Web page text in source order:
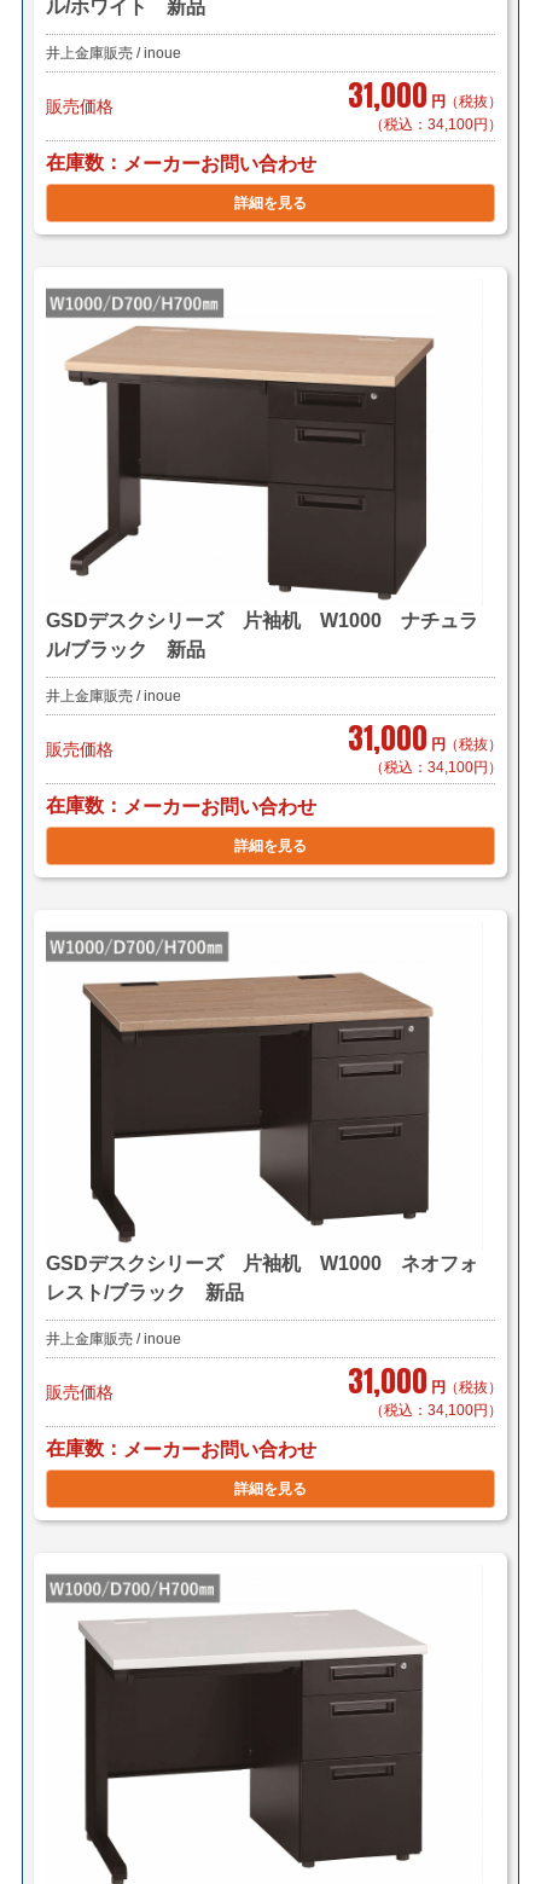
ル/ホワイト 新品
井上金庫販売 / inoue
販売価格 31,000 円 （税抜）
（税込：34,100円）
在庫数 メーカーお問い合わせ
詳細を見る
GSDデスクシリーズ 片袖机 W1000 ナチュラ
ル/ブラック 新品
井上金庫販売 / inoue
販売価格 31,000 円 （税抜）
（税込：34,100円）
在庫数 メーカーお問い合わせ
詳細を見る
GSDデスクシリーズ 片袖机 W1000 ネオフォ
レスト/ブラック 新品
井上金庫販売 / inoue
販売価格 31,000 円 （税抜）
（税込：34,100円）
在庫数 メーカーお問い合わせ
詳細を見る